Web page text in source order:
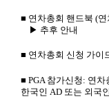
■ 연차총회 핸드북 (
▶ 추후 안내
■ 연차총회 신청 가이
■ PGA 참가신청: 연
한국인 AD 또는 외국